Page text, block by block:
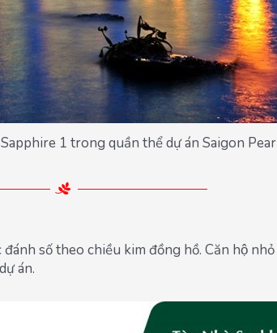
1 trong quần thể dự án Saigon
số theo chiều kim đồng hồ. Căn hộ
án.